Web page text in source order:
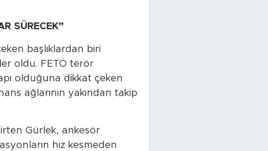
SÜRECEK”
başlıklardan biri
oldu. FETÖ terör
olduğuna dikkat çeken
ağlarının yakından takip
Gürlek, ankesör
hız kesmeden